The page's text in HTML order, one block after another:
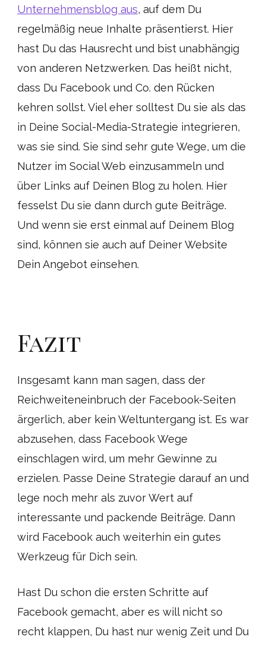
Unternehmensblog aus, auf dem Du
regelmäßig neue Inhalte präsentierst. Hier
hast Du das Hausrecht und bist unabhängig
von anderen Netzwerken. Das heißt nicht,
dass Du Facebook und Co. den Rücken
kehren sollst. Viel eher solltest Du sie als das
in Deine Social-Media-Strategie integrieren,
was sie sind. Sie sind sehr gute Wege, um die
Nutzer im Social Web einzusammeln und
über Links auf Deinen Blog zu holen. Hier
fesselst Du sie dann durch gute Beiträge.
Und wenn sie erst einmal auf Deinem Blog
sind, können sie auch auf Deiner Website
Dein Angebot einsehen.
Fazit
Insgesamt kann man sagen, dass der
Reichweiteneinbruch der Facebook-Seiten
ärgerlich, aber kein Weltuntergang ist. Es war
abzusehen, dass Facebook Wege
einschlagen wird, um mehr Gewinne zu
erzielen. Passe Deine Strategie darauf an und
lege noch mehr als zuvor Wert auf
interessante und packende Beiträge. Dann
wird Facebook auch weiterhin ein gutes
Werkzeug für Dich sein.
Hast Du schon die ersten Schritte auf
Facebook gemacht, aber es will nicht so
recht klappen, Du hast nur wenig Zeit und Du